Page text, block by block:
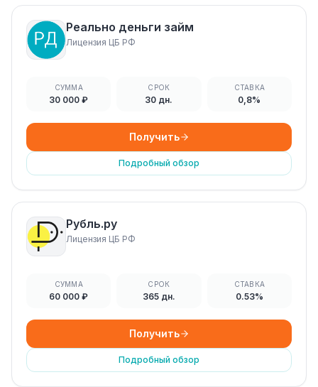
Реально деньги займ
Лицензия ЦБ РФ
СУММА
30 000 ₽
СРОК
30 дн.
СТАВКА
0,8%
Получить
Подробный обзор
Рубль.ру
Лицензия ЦБ РФ
СУММА
60 000 ₽
СРОК
365 дн.
СТАВКА
0.53%
Получить
Подробный обзор